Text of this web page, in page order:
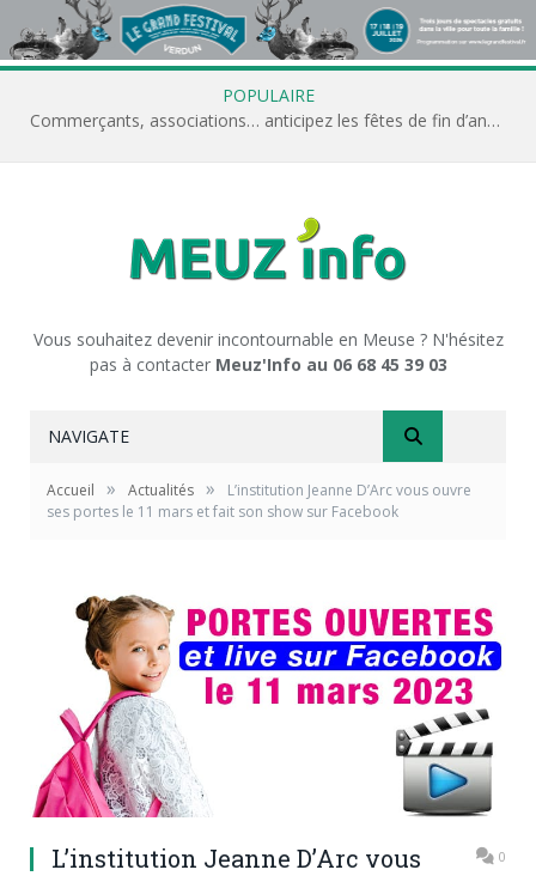
POPULAIRE
Commerçants, associations… anticipez les fêtes de fin d’année avec Meuz’Info
Vous souhaitez devenir incontournable en Meuse ? N'hésitez
pas à contacter Meuz'Info au 06 68 45 39 03
NAVIGATE
Accueil » Actualités »
L’institution Jeanne D’Arc vous ouvre
ses portes le 11 mars et fait son show sur Facebook
L’institution Jeanne D’Arc vous
0